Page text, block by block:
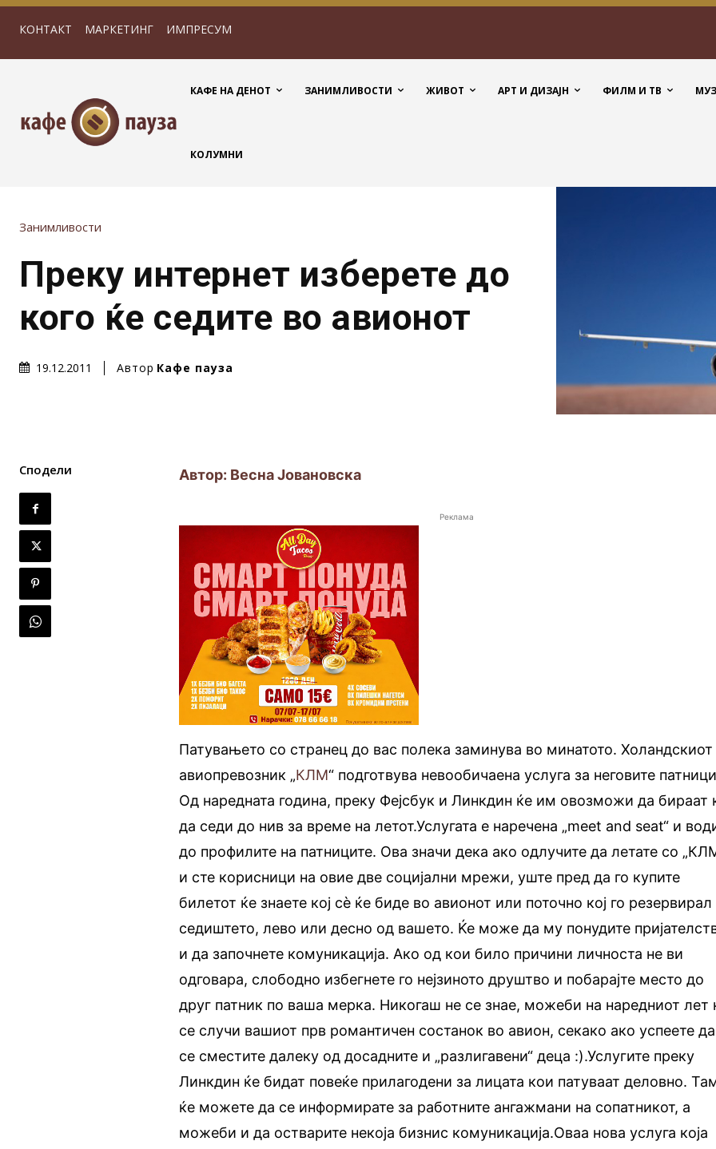
КОНТАКТ МАРКЕТИНГ ИМПРЕСУМ
КАФЕ НА ДЕНОТ ЗАНИМЛИВОСТИ ЖИВОТ АРТ И ДИЗАЈН ФИЛМ И ТВ
КОЛУМНИ
Занимливости
Преку интернет изберете до
кого ќе седите во авионот
19.12.2011 Автор Кафе пауза
Сподели Автор: Весна Јовановска
Реклама
Патувањето со странец до вас полека заминува во минатото. Холандскиот
авиопревозник „КЛМ“ подготвува невообичаена услуга за неговите
Од наредната година, преку Фејсбук и Линкдин ќе им овозможи да бираат
да седи до нив за време на летот.Услугата е наречена „meet and seat“ и
до профилите на патниците. Ова значи дека ако одлучите да летате со
и сте корисници на овие две социјални мрежи, уште пред да го купите
билетот ќе знаете кој сè ќе биде во авионот или поточно кој го резервирал
седиштето, лево или десно од вашето. Ќе може да му понудите
и да започнете комуникација. Ако од кои било причини личноста не ви
одговара, слободно избегнете го нејзиното друштво и побарајте место до
друг патник по ваша мерка. Никогаш не се знае, можеби на наредниот лет
се случи вашиот прв романтичен состанок во авион, секако ако успеете да
се сместите далеку од досадните и „разлигавени“ деца :).Услугите преку
Линкдин ќе бидат повеќе прилагодени за лицата кои патуваат деловно.
ќе можете да се информирате за работните ангажмани на сопатникот, a
можеби и да остварите некоја бизнис комуникација.Оваа нова услуга која